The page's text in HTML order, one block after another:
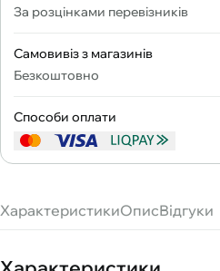
За розцінками перевізників
Самовивіз з магазинів
Безкоштовно
Способи оплати
ХарактеристикиОписВідгуки